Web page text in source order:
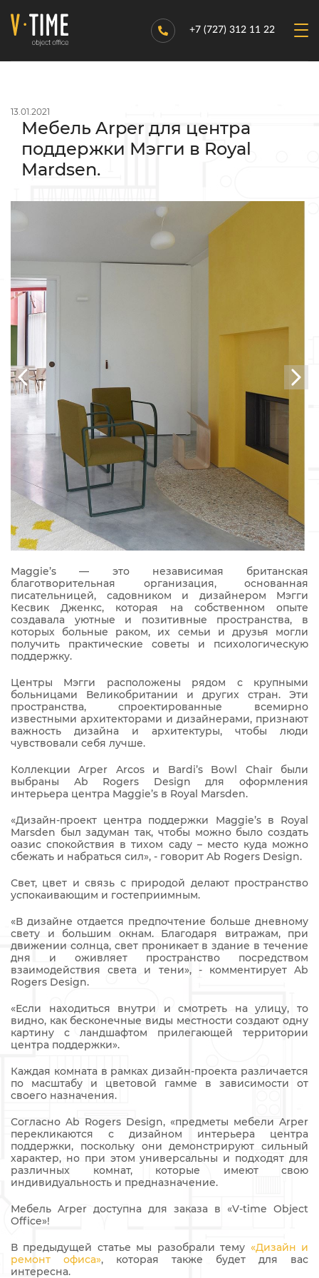
+7 (727) 312 11 22
13.01.2021
Мебель Arper для центра
поддержки Мэгги в Royal
Mardsen.
Maggie’s — это независимая британская
благотворительная организация, основанная
писательницей, садовником и дизайнером Мэгги
Кесвик Дженкс, которая на собственном опыте
создавала уютные и позитивные пространства, в
которых больные раком, их семьи и друзья могли
получить практические советы и психологическую
поддержку.
Центры Мэгги расположены рядом с крупными
больницами Великобритании и других стран. Эти
пространства, спроектированные всемирно
известными архитекторами и дизайнерами, признают
важность дизайна и архитектуры, чтобы люди
чувствовали себя лучше.
Коллекции Arper Arcos и Bardi’s Bowl Chair были
выбраны Ab Rogers Design для оформления
интерьера центра Maggie’s в Royal Marsden.
«Дизайн-проект центра поддержки Maggie’s в Royal
Marsden был задуман так, чтобы можно было создать
оазис спокойствия в тихом саду – место куда можно
сбежать и набраться сил», - говорит Ab Rogers Design.
Свет, цвет и связь с природой делают пространство
успокаивающим и гостеприимным.
«В дизайне отдается предпочтение больше дневному
свету и большим окнам. Благодаря витражам, при
движении солнца, свет проникает в здание в течение
дня и оживляет пространство посредством
взаимодействия света и тени», - комментирует Ab
Rogers Design.
«Если находиться внутри и смотреть на улицу, то
видно, как бесконечные виды местности создают одну
картину с ландшафтом прилегающей территории
центра поддержки».
Каждая комната в рамках дизайн-проекта различается
по масштабу и цветовой гамме в зависимости от
своего назначения.
Согласно Ab Rogers Design, «предметы мебели Arper
перекликаются с дизайном интерьера центра
поддержки, поскольку они демонстрируют сильный
характер, но при этом универсальны и подходят для
различных комнат, которые имеют свою
индивидуальность и предназначение.
Мебель Arper доступна для заказа в «V-time Object
Office»!
В предыдущей статье мы разобрали тему «Дизайн и
ремонт офиса», которая также будет для вас
интересна.